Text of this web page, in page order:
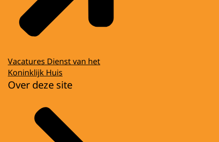
Vacatures Dienst van het
Koninklijk Huis
Over deze site